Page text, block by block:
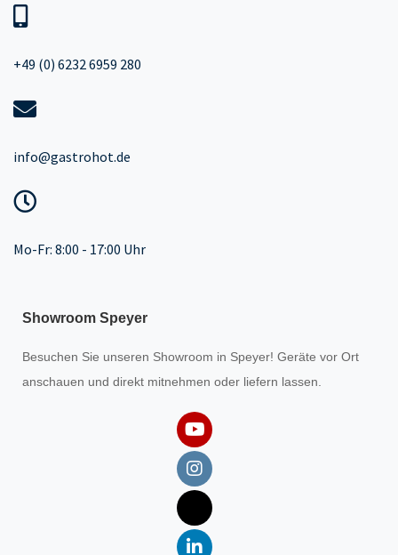
+49 (0) 6232 6959 280
info@gastrohot.de
Mo-Fr: 8:00 - 17:00 Uhr
Showroom Speyer
Besuchen Sie unseren Showroom in Speyer! Geräte vor Ort
anschauen und direkt mitnehmen oder liefern lassen.